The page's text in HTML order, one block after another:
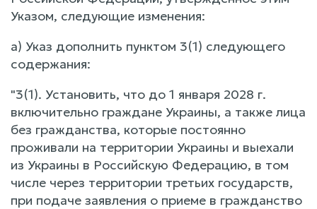
Указом, следующие изменения:
а) Указ дополнить пунктом 3(1) следующего
содержания:
"3(1). Установить, что до 1 января 2028 г.
включительно граждане Украины, а также лица
без гражданства, которые постоянно
проживали на территории Украины и выехали
из Украины в Российскую Федерацию, в том
числе через территории третьих государств,
при подаче заявления о приеме в гражданство